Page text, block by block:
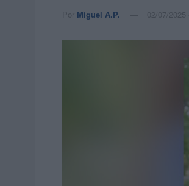
Por Miguel A.P. 02/07/